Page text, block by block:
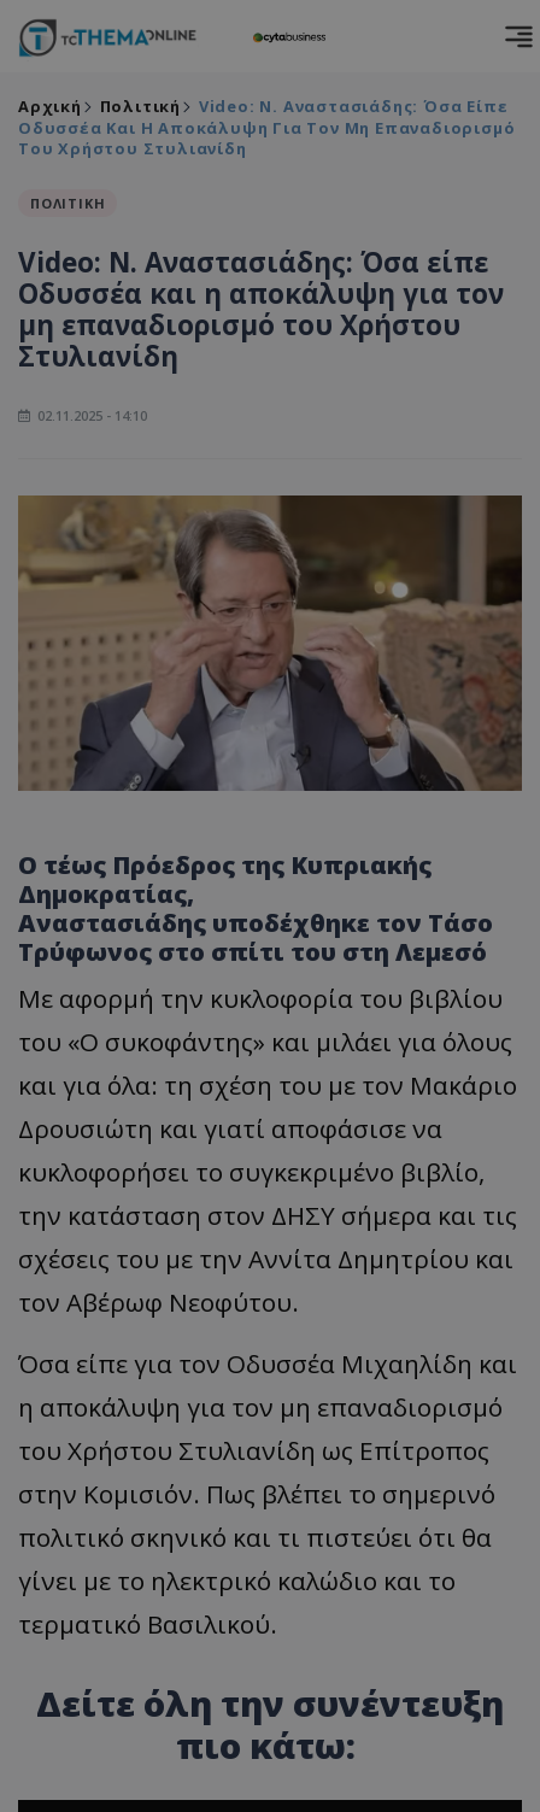
Αρχική Πολιτική
Video: Ν. Αναστασιάδης: Όσα Είπε
Οδυσσέα Και Η Αποκάλυψη Για Τον Μη Επαναδιορισμό
Του Χρήστου Στυλιανίδη
ΠΟΛΙΤΙΚΗ
Video: Ν. Αναστασιάδης: Όσα είπε
Οδυσσέα και η αποκάλυψη για τον
μη επαναδιορισμό του Χρήστου
Στυλιανίδη
02.11.2025 - 14:10
Ο τέως Πρόεδρος της Κυπριακής
Δημοκρατίας,
Αναστασιάδης υποδέχθηκε τον Τάσο
Τρύφωνος στο σπίτι του στη Λεμεσό
Με αφορμή την κυκλοφορία του βιβλίου
του «Ο συκοφάντης» και μιλάει για όλους
και για όλα: τη σχέση του με τον Μακάριο
Δρουσιώτη και γιατί αποφάσισε να
κυκλοφορήσει το συγκεκριμένο βιβλίο,
την κατάσταση στον ΔΗΣΥ σήμερα και τις
σχέσεις του με την Αννίτα Δημητρίου και
τον Αβέρωφ Νεοφύτου.
Όσα είπε για τον Οδυσσέα Μιχαηλίδη και
η αποκάλυψη για τον μη επαναδιορισμό
του Χρήστου Στυλιανίδη ως Επίτροπος
στην Κομισιόν. Πως βλέπει το σημερινό
πολιτικό σκηνικό και τι πιστεύει ότι θα
γίνει με το ηλεκτρικό καλώδιο και το
τερματικό Βασιλικού.
Δείτε όλη την συνέντευξη
πιο κάτω: